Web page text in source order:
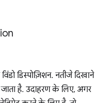
डिस्पोज़िशन. नतीजे दिखाने
है. उदाहरण के लिए, अगर